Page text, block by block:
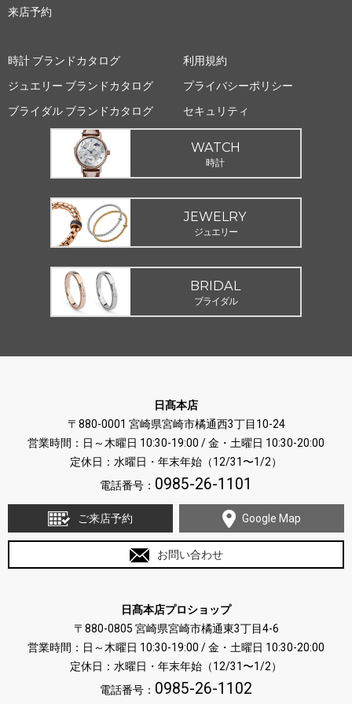
来店予約
時計 ブランドカタログ
ジュエリー ブランドカタログ
ブライダル ブランドカタログ
利用規約
プライバシーポリシー
セキュリティ
WATCH
時計
JEWELRY
ジュエリー
BRIDAL
ブライダル
日髙本店
〒880-0001 宮崎県宮崎市橘通西3丁目10-24
営業時間：日～木曜日 10:30-19:00 / 金・土曜日 10:30-20:00
定休日：水曜日・年末年始（12/31〜1/2）
電話番号： 0985-26-1101
ご来店予約 Google Map
お問い合わせ
日髙本店プロショップ
〒880-0805 宮崎県宮崎市橘通東3丁目4-6
営業時間：日～木曜日 10:30-19:00 / 金・土曜日 10:30-20:00
定休日：水曜日・年末年始（12/31〜1/2）
電話番号： 0985-26-1102